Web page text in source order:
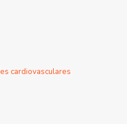
cardiovasculares